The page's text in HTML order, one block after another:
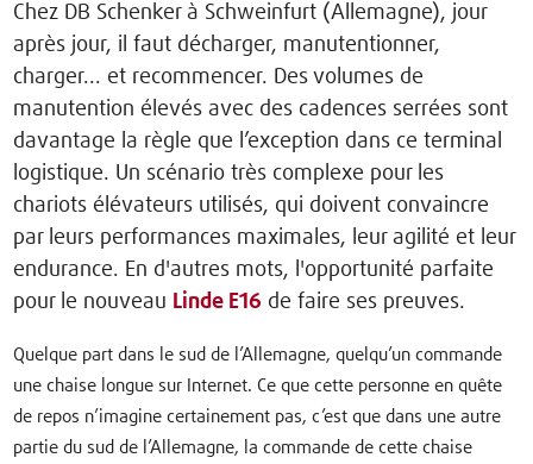
Chez DB Schenker à Schweinfurt (Allemagne), jour
après jour, il faut décharger, manutentionner,
charger... et recommencer. Des volumes de
manutention élevés avec des cadences serrées sont
davantage la règle que l’exception dans ce terminal
logistique. Un scénario très complexe pour les
chariots élévateurs utilisés, qui doivent convaincre
par leurs performances maximales, leur agilité et leur
endurance. En d'autres mots, l'opportunité parfaite
pour le nouveau Linde E16 de faire ses preuves.
Quelque part dans le sud de l’Allemagne, quelqu’un commande
une chaise longue sur Internet. Ce que cette personne en quête
de repos n’imagine certainement pas, c’est que dans une autre
partie du sud de l’Allemagne, la commande de cette chaise